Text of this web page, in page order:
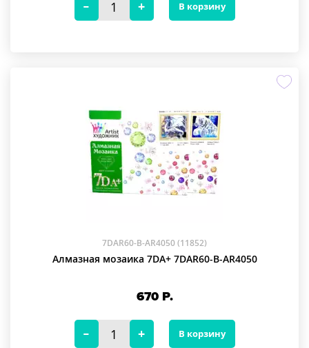
В корзину
7DAR60-B-AR4050 (11852)
Алмазная мозаика 7DA+ 7DAR60-B-AR4050
670Р.
В корзину